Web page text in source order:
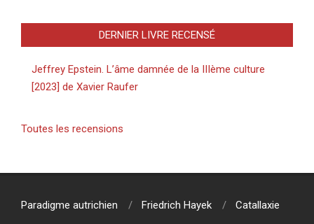
DERNIER LIVRE RECENSÉ
Jeffrey Epstein. L’âme damnée de la IIIème culture
[2023] de Xavier Raufer
Toutes les recensions
Paradigme autrichien Friedrich Hayek Catallaxie